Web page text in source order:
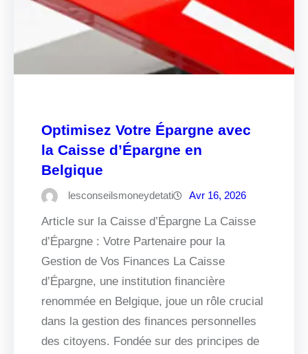
Optimisez Votre Épargne avec
la Caisse d’Épargne en
Belgique
lesconseilsmoneydetati Avr 16, 2026
Article sur la Caisse d’Épargne La Caisse
d’Épargne : Votre Partenaire pour la
Gestion de Vos Finances La Caisse
d’Épargne, une institution financière
renommée en Belgique, joue un rôle crucial
dans la gestion des finances personnelles
des citoyens. Fondée sur des principes de